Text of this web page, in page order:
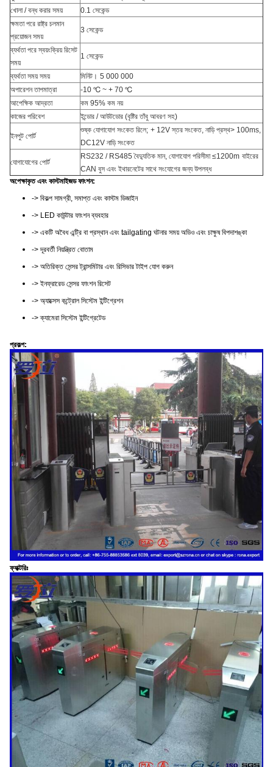
খোলা / বন্ধ করার সময়
0.1 সেকেন্ড
ক্ষমতা পরে রাষ্ট্র চলমান
প্রয়োজন সময়
3 সেকেন্ড
ব্যর্থতা পরে স্বয়ংক্রিয় রিসেট
সময়
1 সেকেন্ড
ব্যর্থতা সময় সময় মিনিট। 5 000 000
অপারেশন তাপমাত্রা
-10 ℃ ~ + 70 ℃
আপেক্ষিক আদ্রতা
কম 95% কম নয়
কাজের পরিবেশ
ইন্ডোর / আউটডোর (বৃষ্টির তাঁবু আবরণ সহ)
ইনপুট পোর্ট
শুষ্ক যোগাযোগ সংকেত রিলে; + 12V স্তর সংকেত, নাড়ি প্রস্থ> 100ms,
DC12V নাড়ি সংকেত
যোগাযোগের পোর্ট
RS232 / RS485 বৈদ্যুতিক মান, যোগাযোগ পরিসীমা ≤1200m বাইরের
CAN বুস এবং ইথারনেটের সাথে সংযোগের জন্য উপলব্ধ
অপেক্ষাকৃত এবং কাস্টমাইজড ফাংশন:
-> বিকল্প সামগ্রী, সমাপ্ত এবং কাস্টম ডিজাইন
-> LED কাউন্টার ফাংশন ব্যবহার
-> একটি অবৈধ এন্ট্রি বা প্রস্থান এবং tailgating ঘটনার সময় অডিও এবং চাক্ষুষ বিপদাশঙ্কা
-> দূরবর্তী নিয়ন্ত্রিত বোতাম
-> অতিরিক্ত সেন্সর ট্রান্সমিটার এবং রিসিভার টাইপ যোগ করুন
-> ইনফ্রারেড সেন্সর ফাংশন রিসেট
-> অ্যাক্সেস কন্ট্রোল সিস্টেম ইন্টিগ্রেশন
-> ক্যামেরা সিস্টেম ইন্টিগ্রেটেড
প্রকল্প:
ফ্যাক্টরিঃ